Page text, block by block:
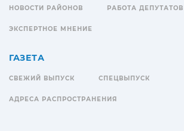
НОВОСТИ РАЙОНОВ РАБОТА ДЕПУТАТОВ
ЭКСПЕРТНОЕ МНЕНИЕ
ГАЗЕТА
СВЕЖИЙ ВЫПУСК СПЕЦВЫПУСК
АДРЕСА РАСПРОСТРАНЕНИЯ